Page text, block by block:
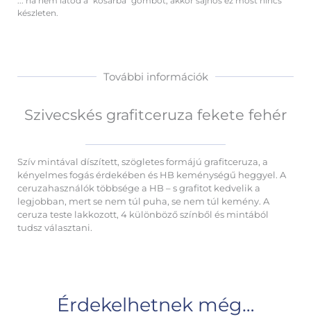
készleten.
További információk
Szivecskés grafitceruza fekete fehér
Szív mintával díszített, szögletes formájú grafitceruza, a
kényelmes fogás érdekében és HB keménységű heggyel. A
ceruzahasználók többsége a HB – s grafitot kedvelik a
legjobban, mert se nem túl puha, se nem túl kemény. A
ceruza teste lakkozott, 4 különböző színből és mintából
tudsz választani.
Érdekelhetnek még…